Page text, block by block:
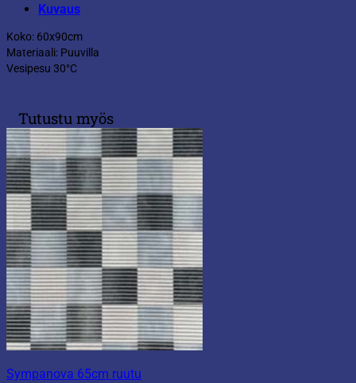
Kuvaus
Koko: 60x90cm
Materiaali: Puuvilla
Vesipesu 30°C
Tutustu myös
Sympanova 65cm ruutu